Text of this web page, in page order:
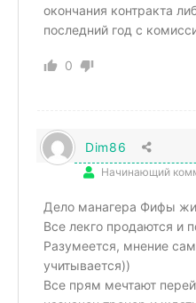
окончания контракта
последний год с
0
Dim86
Начинающий
Дело манагера Фифы
Все лекго продаются и
Разумеется, мнение
учитывается))
Все прям мечтают